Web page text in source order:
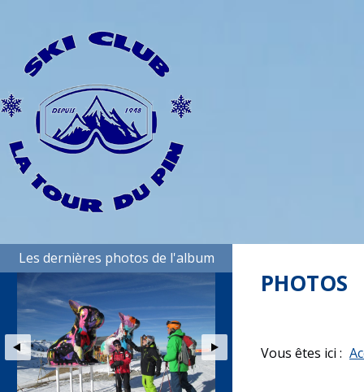
Les dernières photos de l'album
PHOTOS
Vous êtes ici :